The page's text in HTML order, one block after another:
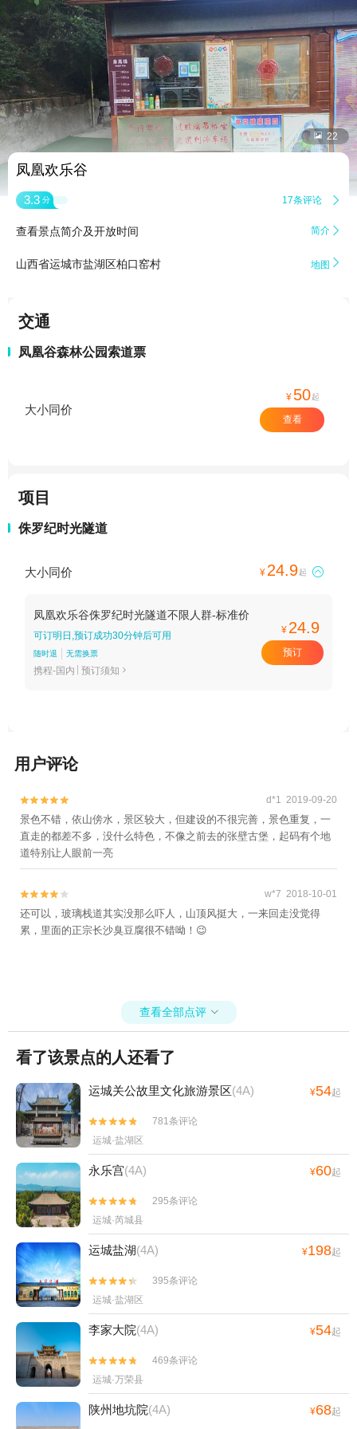
 22
凤凰欢乐谷
3.3 分 17条评论 
查看景点简介及开放时间 简介 
山西省运城市盐湖区柏口窑村 地图 
交通
凤凰谷森林公园索道票
大小同价
¥ 50起
查看
项目
侏罗纪时光隧道
大小同价 ¥ 24.9起 
凤凰欢乐谷侏罗纪时光隧道不限人群-标准价
可订明日,预订成功30分钟后可用
随时退 无需换票
携程-国内 预订须知 
¥ 24.9
预订
用户评论

 d*1 2019-09-20
景色不错，依山傍水，景区较大，但建设的不很完善，景色重复，一
直走的都差不多，没什么特色，不像之前去的张壁古堡，起码有个地
道特别让人眼前一亮

 w*7 2018-10-01
还可以，玻璃栈道其实没那么吓人，山顶风挺大，一来回走没觉得
累，里面的正宗长沙臭豆腐很不错呦！😉
查看全部点评 
看了该景点的人还看了
运城关公故里文化旅游景区(4A) ¥54起


781条评论
运城·盐湖区
永乐宫(4A) ¥60起


295条评论
运城·芮城县
运城盐湖(4A) ¥198起


395条评论
运城·盐湖区
李家大院(4A) ¥54起


469条评论
运城·万荣县
陕州地坑院(4A) ¥68起
